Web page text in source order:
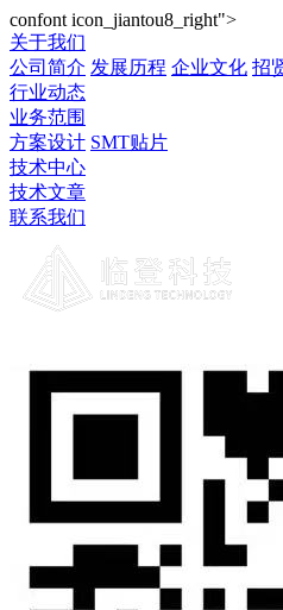
confont icon_jiantou8_right">
关于我们
公司简介 发展历程 企业文化 招
行业动态
业务范围
方案设计 SMT贴片
技术中心
技术文章
联系我们